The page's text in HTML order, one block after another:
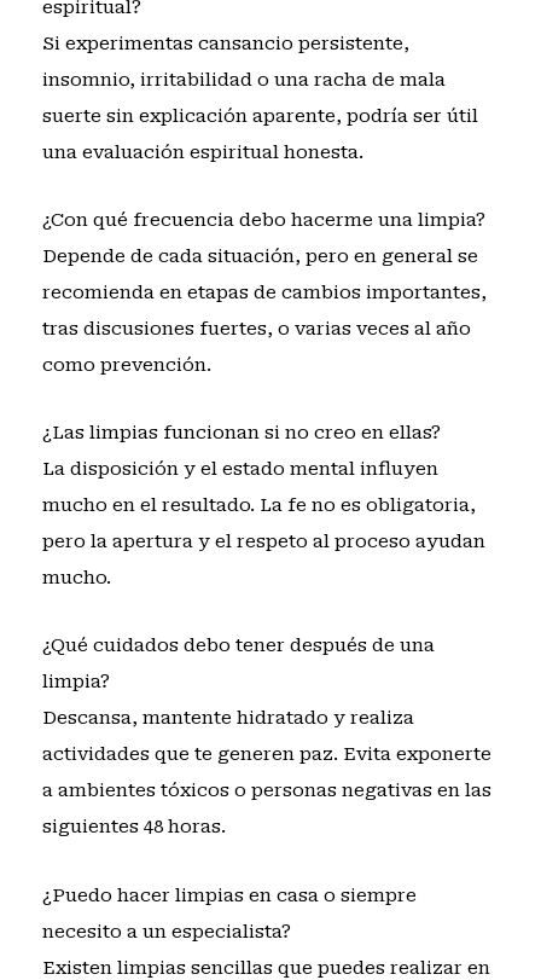
espiritual?
Si experimentas cansancio persistente,
insomnio, irritabilidad o una racha de mala
suerte sin explicación aparente, podría ser útil
una evaluación espiritual honesta.
¿Con qué frecuencia debo hacerme una limpia?
Depende de cada situación, pero en general se
recomienda en etapas de cambios importantes,
tras discusiones fuertes, o varias veces al año
como prevención.
¿Las limpias funcionan si no creo en ellas?
La disposición y el estado mental influyen
mucho en el resultado. La fe no es obligatoria,
pero la apertura y el respeto al proceso ayudan
mucho.
¿Qué cuidados debo tener después de una
limpia?
Descansa, mantente hidratado y realiza
actividades que te generen paz. Evita exponerte
a ambientes tóxicos o personas negativas en las
siguientes 48 horas.
¿Puedo hacer limpias en casa o siempre
necesito a un especialista?
Existen limpias sencillas que puedes realizar en